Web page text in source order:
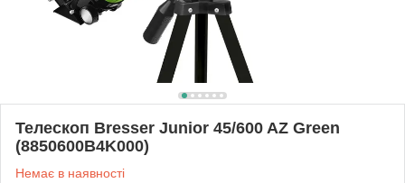
Телескоп Bresser Junior 45/600 AZ Green
(8850600B4K000)
Немає в наявності